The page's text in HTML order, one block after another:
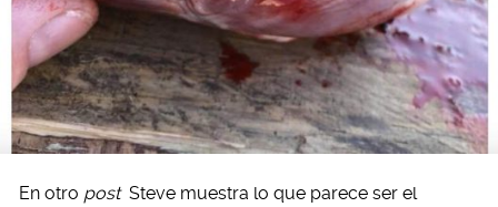
En otro post Steve muestra lo que parece ser el